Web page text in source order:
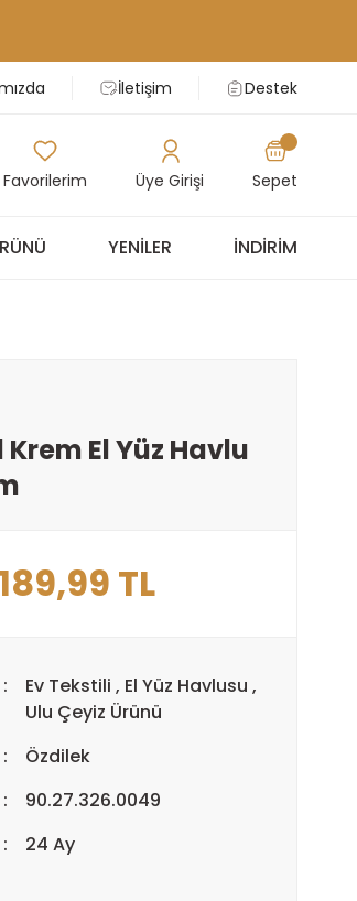
İletişim Destek
Favorilerim Üye Girişi Sepet
YENILER İNDIRIM
El Yüz Havlu
189,99 TL
Ev Tekstili , El Yüz Havlusu ,
Ulu Çeyiz Ürünü
Özdilek
90.27.326.0049
24 Ay